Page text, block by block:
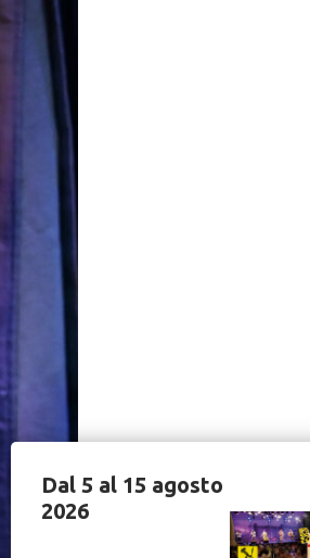
Dal 5 al 15 agosto
2026